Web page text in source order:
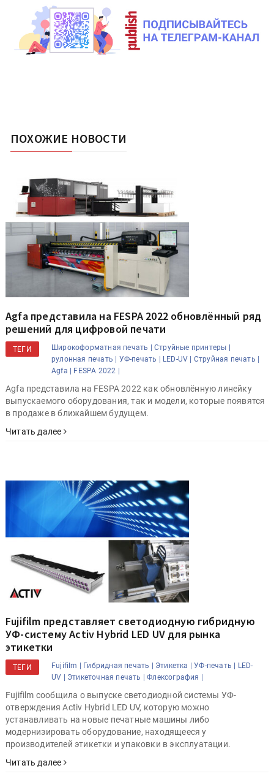
ПОХОЖИЕ НОВОСТИ
Agfa представила на FESPA 2022 обновлённый ряд
решений для цифровой печати
ТЕГИ Широкоформатная печать | Струйные принтеры |
рулонная печать | УФ-печать | LED-UV | Струйная печать |
Agfa | FESPA 2022 |
Agfa представила на FESPA 2022 как обновлённую линейку
выпускаемого оборудования, так и модели, которые появятся
в продаже в ближайшем будущем.
Читать далее
Fujifilm представляет светодиодную гибридную
УФ-систему Activ Hybrid LED UV для рынка
этикетки
ТЕГИ Fujifilm | Гибридная печать | Этикетка | УФ-печать |
LED-
UV |
Этикеточная печать | Флексография |
Fujifilm сообщила о выпуске светодиодной системы УФ-
отверждения Activ Hybrid LED UV, которую можно
устанавливать на новые печатные машины либо
модернизировать оборудование, находящееся у
производителей этикетки и упаковки в эксплуатации.
Читать далее